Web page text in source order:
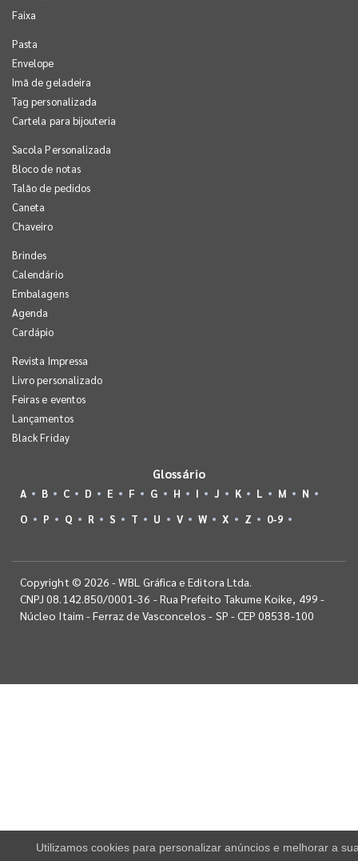
Faixa
Pasta
Envelope
Imã de geladeira
Tag personalizada
Cartela para bijouteria
Sacola Personalizada
Bloco de notas
Talão de pedidos
Caneta
Chaveiro
Brindes
Calendário
Embalagens
Agenda
Cardápio
Revista Impressa
Livro personalizado
Feiras e eventos
Lançamentos
Black Friday
Glossário
A B C D E F G H I J K L M
N
O
P Q R S T U V W X Z 0-9
Copyright © 2026 - WBL Gráfica e Editora Ltda.
CNPJ 08.142.850/0001-36 - Rua Prefeito Takume Koike, 499 -
Núcleo Itaim - Ferraz de Vasconcelos - SP - CEP 08538-100
Utilizamos cookies para personalizar anúncios e melhorar a